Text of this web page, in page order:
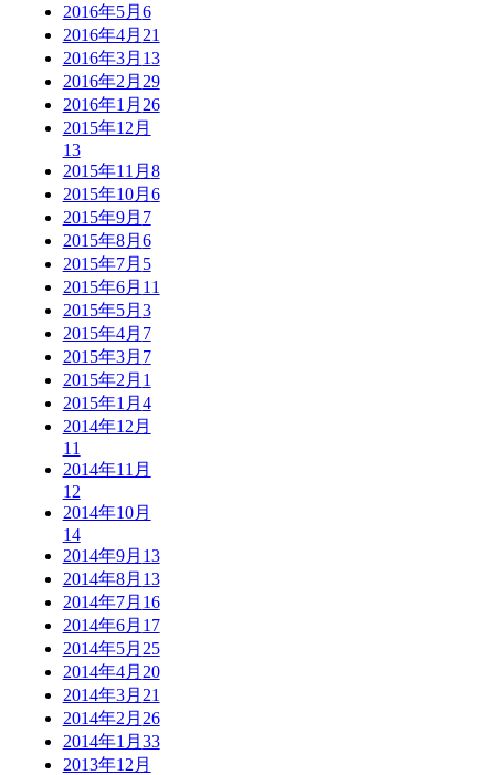
2016年5月 6
2016年4月 21
2016年3月 13
2016年2月 29
2016年1月 26
2015年12月
13
2015年11月 8
2015年10月 6
2015年9月 7
2015年8月 6
2015年7月 5
2015年6月 11
2015年5月 3
2015年4月 7
2015年3月 7
2015年2月 1
2015年1月 4
2014年12月
11
2014年11月
12
2014年10月
14
2014年9月 13
2014年8月 13
2014年7月 16
2014年6月 17
2014年5月 25
2014年4月 20
2014年3月 21
2014年2月 26
2014年1月 33
2013年12月